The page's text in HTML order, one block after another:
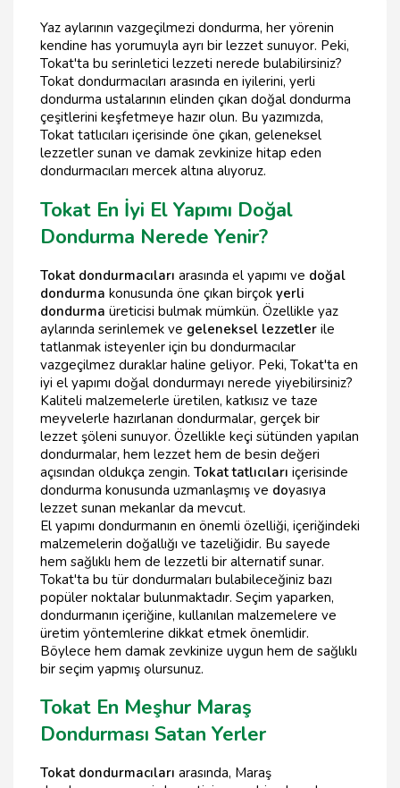
Yaz aylarının vazgeçilmezi dondurma, her yörenin
kendine has yorumuyla ayrı bir lezzet sunuyor. Peki,
Tokat'ta bu serinletici lezzeti nerede bulabilirsiniz?
Tokat dondurmacıları arasında en iyilerini, yerli
dondurma ustalarının elinden çıkan doğal dondurma
çeşitlerini keşfetmeye hazır olun. Bu yazımızda,
Tokat tatlıcıları içerisinde öne çıkan, geleneksel
lezzetler sunan ve damak zevkinize hitap eden
dondurmacıları mercek altına alıyoruz.
Tokat En İyi El Yapımı Doğal
Dondurma Nerede Yenir?
Tokat dondurmacıları arasında el yapımı ve doğal
dondurma konusunda öne çıkan birçok yerli
dondurma üreticisi bulmak mümkün. Özellikle yaz
aylarında serinlemek ve geleneksel lezzetler ile
tatlanmak isteyenler için bu dondurmacılar
vazgeçilmez duraklar haline geliyor. Peki, Tokat'ta en
iyi el yapımı doğal dondurmayı nerede yiyebilirsiniz?
Kaliteli malzemelerle üretilen, katkısız ve taze
meyvelerle hazırlanan dondurmalar, gerçek bir
lezzet şöleni sunuyor. Özellikle keçi sütünden yapılan
dondurmalar, hem lezzet hem de besin değeri
açısından oldukça zengin. Tokat tatlıcıları içerisinde
dondurma konusunda uzmanlaşmış ve doyasıya
lezzet sunan mekanlar da mevcut.
El yapımı dondurmanın en önemli özelliği, içeriğindeki
malzemelerin doğallığı ve tazeliğidir. Bu sayede
hem sağlıklı hem de lezzetli bir alternatif sunar.
Tokat'ta bu tür dondurmaları bulabileceğiniz bazı
popüler noktalar bulunmaktadır. Seçim yaparken,
dondurmanın içeriğine, kullanılan malzemelere ve
üretim yöntemlerine dikkat etmek önemlidir.
Böylece hem damak zevkinize uygun hem de sağlıklı
bir seçim yapmış olursunuz.
Tokat En Meşhur Maraş
Dondurması Satan Yerler
Tokat dondurmacıları arasında, Maraş